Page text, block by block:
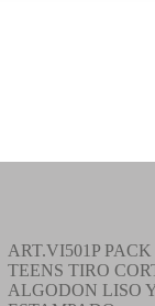
ART.VI501P
TEENS TIRO
ALGODON LISO